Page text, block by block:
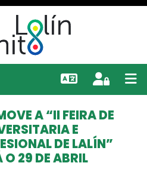
A “II FEIRA DE
E
DE LALÍN”
O 29 DE ABRIL